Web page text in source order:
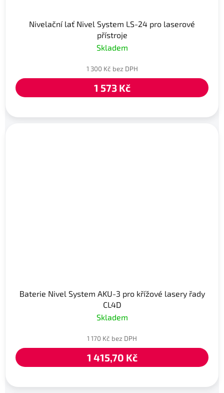
Nivelační lať Nivel System LS-24 pro laserové
přístroje
Skladem
1 300 Kč bez DPH
1 573 Kč
Baterie Nivel System AKU-3 pro křížové lasery řady
CL4D
Skladem
1 170 Kč bez DPH
1 415,70 Kč